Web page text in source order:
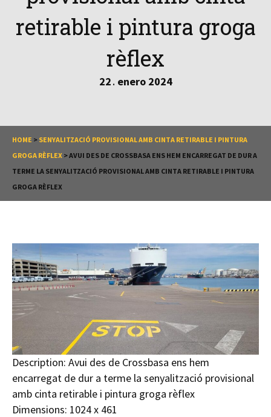
retirable i pintura groga
rèflex
22 . enero 2024
HOME > SENYALITZACIÓ PROVISIONAL AMB CINTA RETIRABLE I PINTURA
GROGA RÈFLEX >AVUI DES DE CROSSBASA ENS HEM ENCARREGAT DE DUR A
TERME LA SENYALITZACIÓ PROVISIONAL AMB CINTA RETIRABLE I PINTURA
GROGA RÈFLEX
Description: Avui des de Crossbasa ens hem
encarregat de dur a terme la senyalització provisional
amb cinta retirable i pintura groga rèflex
Dimensions: 1024 x 461